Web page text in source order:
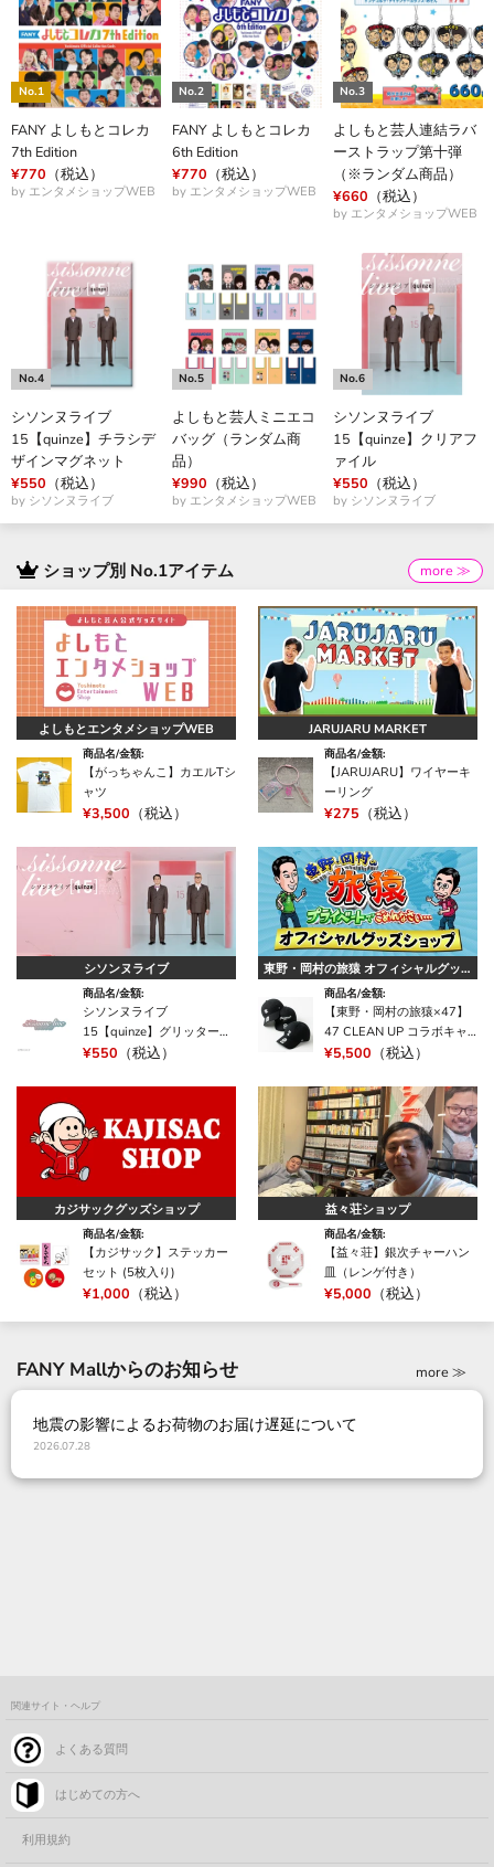
FANY よしもとコレカ
7th Edition
¥770 （税込）
by エンタメショップWEB
FANY よしもとコレカ
6th Edition
¥770 （税込）
by エンタメショップWEB
よしもと芸人連結ラバ
ーストラップ第十弾
（※ランダム商品）
¥660 （税込）
by エンタメショップWEB
シソンヌライブ
15【quinze】チラシデ
ザインマグネット
¥550 （税込）
by シソンヌライブ
よしもと芸人ミニエコ
バッグ（ランダム商
品）
¥990 （税込）
by エンタメショップWEB
シソンヌライブ
15【quinze】クリアフ
ァイル
¥550 （税込）
by シソンヌライブ
ショップ別 No.1アイテム more ≫
よしもとエンタメショップWEB
商品名/金額:
【がっちゃんこ】カエルTシ
ャツ
¥3,500 （税込）
JARUJARU MARKET
商品名/金額:
【JARUJARU】ワイヤーキ
ーリング
¥275 （税込）
シソンヌライブ
商品名/金額:
シソンヌライブ
15【quinze】グリッタース
テッカー
¥550 （税込）
東野・岡村の旅猿 オフィシャルグッズ
ショップ
商品名/金額:
【東野・岡村の旅猿×47】
47 CLEAN UP コラボキャ
ップ
¥5,500 （税込）
カジサックグッズショップ
商品名/金額:
【カジサック】ステッカー
セット (5枚入り)
¥1,000 （税込）
益々荘ショップ
商品名/金額:
【益々荘】銀次チャーハン
皿（レンゲ付き）
¥5,000 （税込）
FANY Mallからのお知らせ more ≫
地震の影響によるお荷物のお届け遅延について
2026.07.28
関連サイト・ヘルプ
よくある質問
はじめての方へ
利用規約